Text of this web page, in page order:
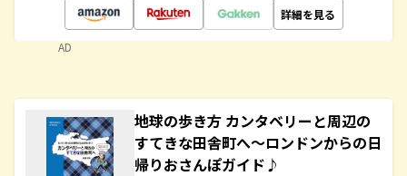
詳細を見る
AD
地球の歩き方 カンタベリーと周辺の
すてきな田舎町へ～ロンドンからの日
帰りおさんぽガイド♪